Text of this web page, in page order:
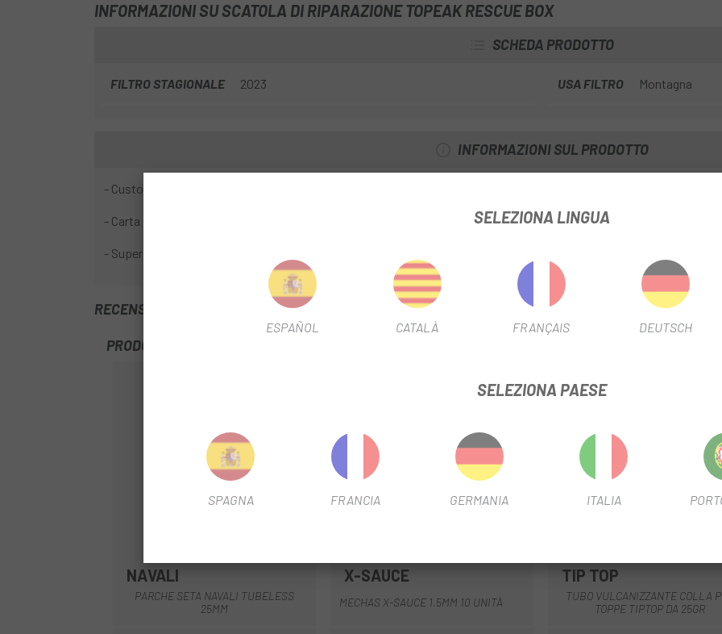
INFORMAZIONI SU SCATOLA DI RIPARAZIONE TOPEAK RESCUE BOX
SCHEDA PRODOTTO
FILTRO STAGIONALE 2023 USA FILTRO Montagna
INFORMAZIONI SUL PRODOTTO
- Custodia in alluminio resistente all'acqua.
- Carta vetrata e 6 toppe incluse
- Super adesivo estensibile in 4 direzioni che fornisce un'adesione rapida e pulita per camere d'aria da strada ad alta
RECENSIONI TRUSTED SHOPS
PRODOTTI SIMILI
NAVALI
PARCHE SETA NAVALI TUBELESS
25MM
X-SAUCE
MECHAS X-SAUCE 1.5MM 10 UNITÀ
TIP TOP
TUBO VULCANIZZANTE COLLA
TOPPE TIPTOP DA 25GR
SELEZIONA LINGUA
ESPAÑOL CATALÀ FRANÇAIS DEUTSCH
SELEZIONA PAESE
SPAGNA FRANCIA GERMANIA ITALIA